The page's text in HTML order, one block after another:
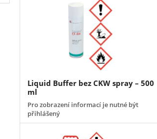
Liquid Buffer bez CKW spray – 500
ml
Pro zobrazení informací je nutné být
přihlášený